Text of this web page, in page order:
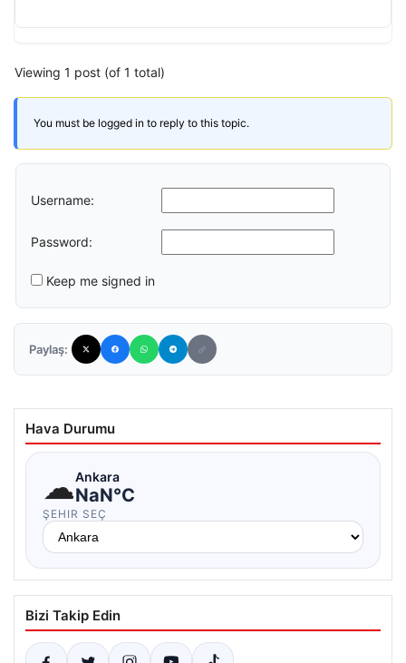
Viewing 1 post (of 1 total)
You must be logged in to reply to this topic.
Username:
Password:
Keep me signed in
Paylaş:
Hava Durumu
☁Ankara
NaN°C
ŞEHIR SEÇ
Bizi Takip Edin